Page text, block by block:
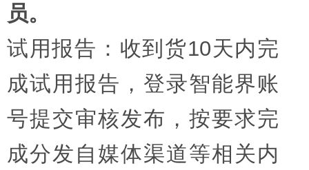
员。
试用报告：收到货10天内完
成试用报告，登录智能界账
号提交审核发布，按要求完
成分发自媒体渠道等相关内